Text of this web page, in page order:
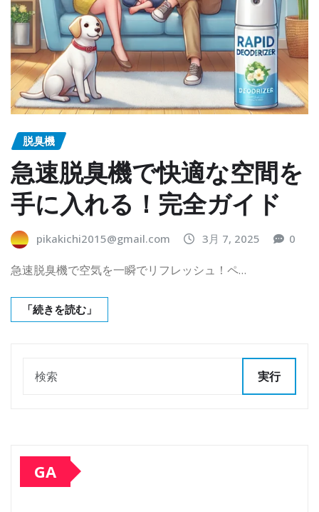
脱臭機
急速脱臭機で快適な空間を
手に入れる！完全ガイド
pikakichi2015@gmail.com 3月 7, 2025 0
急速脱臭機で空気を一瞬でリフレッシュ！ペ…
「続きを読む」
実行
GA